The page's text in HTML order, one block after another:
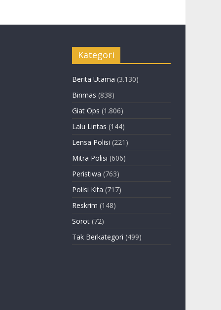
Kategori
Berita Utama (3.130)
Binmas (838)
Giat Ops (1.806)
Lalu Lintas (144)
Lensa Polisi (221)
Mitra Polisi (606)
Peristiwa (763)
Polisi Kita (717)
Reskrim (148)
Sorot (72)
Tak Berkategori (499)